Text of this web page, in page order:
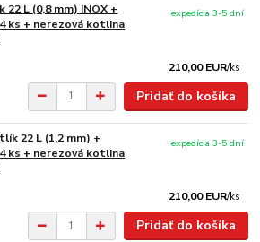
L (0,8 mm) INOX +
ks + nerezová kotlina
210,00 EUR/ks
expedícia 3-5 dní
Pridať do košíka
22 L (1,2 mm) +
ks + nerezová kotlina
210,00 EUR/ks
expedícia 3-5 dní
Pridať do košíka